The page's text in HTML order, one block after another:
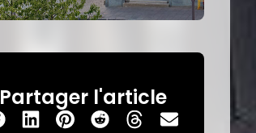
Partager l'article